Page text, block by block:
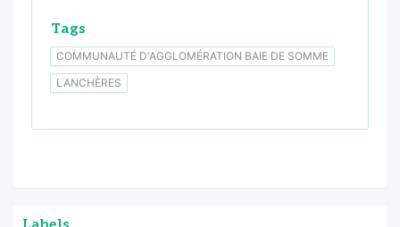
Tags
COMMUNAUTÉ D'AGGLOMÉRATION BAIE DE SOMME
LANCHÈRES